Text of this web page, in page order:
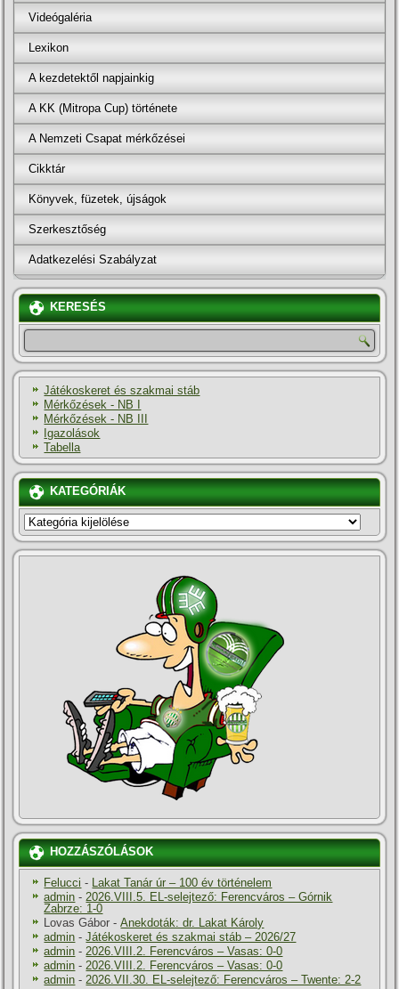
Videógaléria
Lexikon
A kezdetektől napjainkig
A KK (Mitropa Cup) története
A Nemzeti Csapat mérkőzései
Cikktár
Könyvek, füzetek, újságok
Szerkesztőség
Adatkezelési Szabályzat
KERESÉS
Játékoskeret és szakmai stáb
Mérkőzések - NB I
Mérkőzések - NB III
Igazolások
Tabella
KATEGÓRIÁK
KATEGÓRIÁK
HOZZÁSZÓLÁSOK
Felucci - Lakat Tanár úr – 100 év történelem
admin -2026.VIII.5. EL-selejtező: Ferencváros – Górnik
Zabrze: 1-0
Lovas Gábor -Anekdoták: dr. Lakat Károly
admin -Játékoskeret és szakmai stáb – 2026/27
admin -2026.VIII.2. Ferencváros – Vasas: 0-0
admin -2026.VIII.2. Ferencváros – Vasas: 0-0
admin -2026.VII.30. EL-selejtező: Ferencváros – Twente: 2-2